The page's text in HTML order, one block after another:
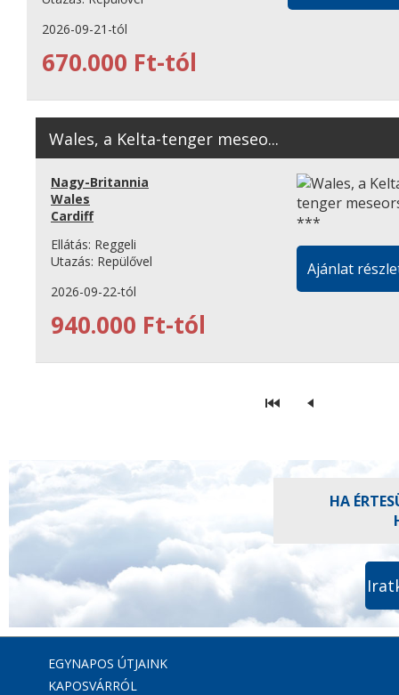
2026-09-21-tól
670.000 Ft-tól
Wales, a Kelta-tenger meseo...
Nagy-Britannia
Wales
Cardiff
Ellátás: Reggeli
Utazás: Repülővel
2026-09-22-tól
940.000 Ft-tól
Ajánlat
HA
EGYNAPOS ÚTJAINK
KAPOSVÁRRÓL